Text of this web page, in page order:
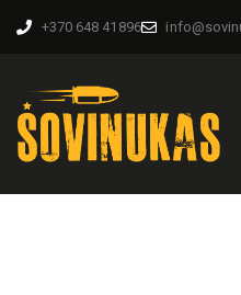
+370 648 41896